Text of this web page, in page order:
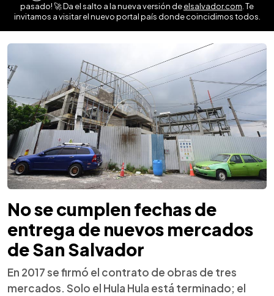
pasado! 🚀 Da el salto a la nueva versión deelsalvador.com . Te
invitamos a visitar el nuevo portal país donde coincidimos todos.
No se cumplen fechas de
entrega de nuevos mercados
de San Salvador
En 2017 se firmó el contrato de obras de tres
mercados. Solo el Hula Hula está terminado; el